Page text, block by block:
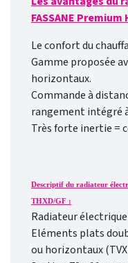
FASSANE
Le confort du
Gamme proposée
horizontaux.
Commande à
rangement intégré
Très forte inertie =
Descriptif du radiateur
THXD/GF :
Radiateur
Eléments plats
ou horizontaux